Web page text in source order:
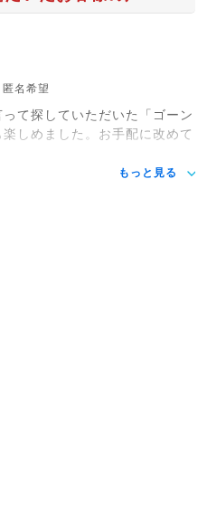
匿名希望
て探していただいた「ゴーン
しめました。お手配に改めて
もっと見る